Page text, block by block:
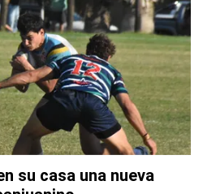
su casa una nueva